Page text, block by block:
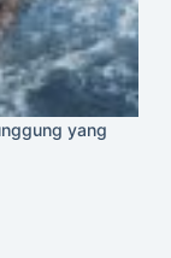
yang